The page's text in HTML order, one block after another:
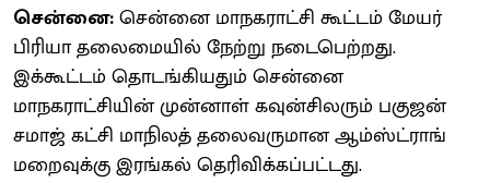
சென்னை:சென்னை மாநகராட்சி கூட்டம் மேயர்
பிரியா தலைமையில் நேற்று நடைபெற்றது.
இக்கூட்டம் தொடங்கியதும் சென்னை
மாநகராட்சியின் முன்னாள் கவுன்சிலரும் பகுஜன்
சமாஜ் கட்சி மாநிலத் தலைவருமான ஆம்ஸ்ட்ராங்
மறைவுக்கு இரங்கல் தெரிவிக்கப்பட்டது.